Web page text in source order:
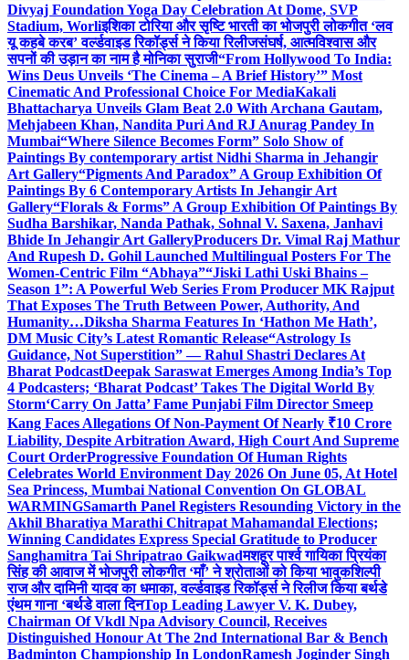
Divyaj Foundation Yoga Day Celebration At Dome, SVP
Stadium, Worliइशिका टोरिया और सृष्टि भारती का भोजपुरी लोकगीत ‘लव
यू कहबे करब’ वर्ल्डवाइड रिकॉर्ड्स ने किया रिलीजसंघर्ष, आत्मविश्वास और
सपनों की उड़ान का नाम है मोनिका सुराजी“From Hollywood To India:
Wins Deus Unveils ‘The Cinema – A Brief History’” Most
Cinematic And Professional Choice For MediaKakali
Bhattacharya Unveils Glam Beat 2.0 With Archana Gautam,
Mehjabeen Khan, Nandita Puri And RJ Anurag Pandey In
Mumbai“Where Silence Becomes Form” Solo Show of
Paintings By contemporary artist Nidhi Sharma in Jehangir
Art Gallery“Pigments And Paradox” A Group Exhibition Of
Paintings By 6 Contemporary Artists In Jehangir Art
Gallery“Florals & Forms” A Group Exhibition Of Paintings By
Sudha Barshikar, Nanda Pathak, Sohnal V. Saxena, Janhavi
Bhide In Jehangir Art GalleryProducers Dr. Vimal Raj Mathur
And Rupesh D. Gohil Launched Multilingual Posters For The
Women-Centric Film “Abhaya”“Jiski Lathi Uski Bhains –
Season 1”: A Powerful Web Series From Producer MK Rajput
That Exposes The Truth Between Power, Authority, And
Humanity…Diksha Sharma Features In ‘Hathon Me Hath’,
DM Music City’s Latest Romantic Release“Astrology Is
Guidance, Not Superstition” — Rahul Shastri Declares At
Bharat PodcastDeepak Saraswat Emerges Among India’s Top
4 Podcasters; ‘Bharat Podcast’ Takes The Digital World By
Storm‘Carry On Jatta’ Fame Punjabi Film Director Smeep
Kang Faces Allegations Of Non-Payment Of Nearly ₹10 Crore
Liability, Despite Arbitration Award, High Court And Supreme
Court OrderProgressive Foundation Of Human Rights
Celebrates World Environment Day 2026 On June 05, At Hotel
Sea Princess, Mumbai National Convention On GLOBAL
WARMINGSamarth Panel Registers Resounding Victory in the
Akhil Bharatiya Marathi Chitrapat Mahamandal Elections;
Winning Candidates Express Special Gratitude to Producer
Sanghamitra Tai Shripatrao Gaikwadमशहूर पार्श्व गायिका प्रियंका
सिंह की आवाज में भोजपुरी लोकगीत ‘माँ’ ने श्रोताओं को किया भावुकशिल्पी
राज और दामिनी यादव का धमाका, वर्ल्डवाइड रिकॉर्ड्स ने रिलीज किया बर्थडे
एंथम गाना ‘बर्थडे वाला दिनTop Leading Lawyer V. K. Dubey,
Chairman Of Vkdl Npa Advisory Council, Receives
Distinguished Honour At The 2nd International Bar & Bench
Badminton Championship In LondonRamesh Joginder Singh